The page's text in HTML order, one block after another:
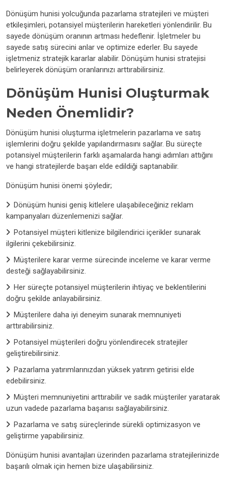
Dönüşüm hunisi yolcuğunda pazarlama stratejileri ve müşteri
etkileşimleri, potansiyel müşterilerin hareketleri yönlendirilir. Bu
sayede dönüşüm oranının artması hedeflenir. İşletmeler bu
sayede satış sürecini anlar ve optimize ederler. Bu sayede
işletmeniz stratejik kararlar alabilir. Dönüşüm hunisi stratejisi
belirleyerek dönüşüm oranlarınızı arttırabilirsiniz.
Dönüşüm Hunisi Oluşturmak
Neden Önemlidir?
Dönüşüm hunisi oluşturma işletmelerin pazarlama ve satış
işlemlerini doğru şekilde yapılandırmasını sağlar. Bu süreçte
potansiyel müşterilerin farklı aşamalarda hangi adımları attığını
ve hangi stratejilerde başarı elde edildiği saptanabilir.
Dönüşüm hunisi önemi şöyledir;
Dönüşüm hunisi geniş kitlelere ulaşabileceğiniz reklam
kampanyaları düzenlemenizi sağlar.
Potansiyel müşteri kitlenize bilgilendirici içerikler sunarak
ilgilerini çekebilirsiniz.
Müşterilere karar verme sürecinde inceleme ve karar verme
desteği sağlayabilirsiniz.
Her süreçte potansiyel müşterilerin ihtiyaç ve beklentilerini
doğru şekilde anlayabilirsiniz.
Müşterilere daha iyi deneyim sunarak memnuniyeti
arttırabilirsiniz.
Potansiyel müşterileri doğru yönlendirecek stratejiler
geliştirebilirsiniz.
Pazarlama yatırımlarınızdan yüksek yatırım getirisi elde
edebilirsiniz.
Müşteri memnuniyetini arttırabilir ve sadık müşteriler yaratarak
uzun vadede pazarlama başarısı sağlayabilirsiniz.
Pazarlama ve satış süreçlerinde sürekli optimizasyon ve
geliştirme yapabilirsiniz.
Dönüşüm hunisi avantajları üzerinden pazarlama stratejilerinizde
başarılı olmak için hemen bize ulaşabilirsiniz.